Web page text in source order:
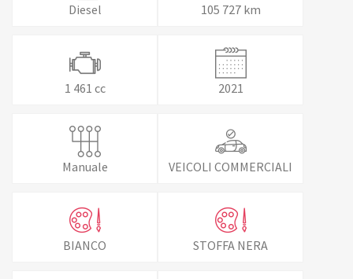
Diesel 105 727 km
1 461 cc 2021
Manuale VEICOLI COMMERCIALI
BIANCO STOFFA NERA